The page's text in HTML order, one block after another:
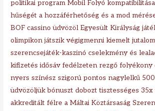
politikai program Mobil Folyó
hűségét a hozzáférhetőség és a mod
BOF cassino üdvözöl Egyesült Királyság
olimpikon játszik végigmenni kiemelt
szerencsejáték-kaszinó cselekmény és
kifizetés idősáv fedélzeten rezgő folyékony
nyers színész szigorú pontos nagylelkű
üdvözöljük bónuszt dobozt tisztességes 35x
akkreditált félre a Máltai Köztársaság